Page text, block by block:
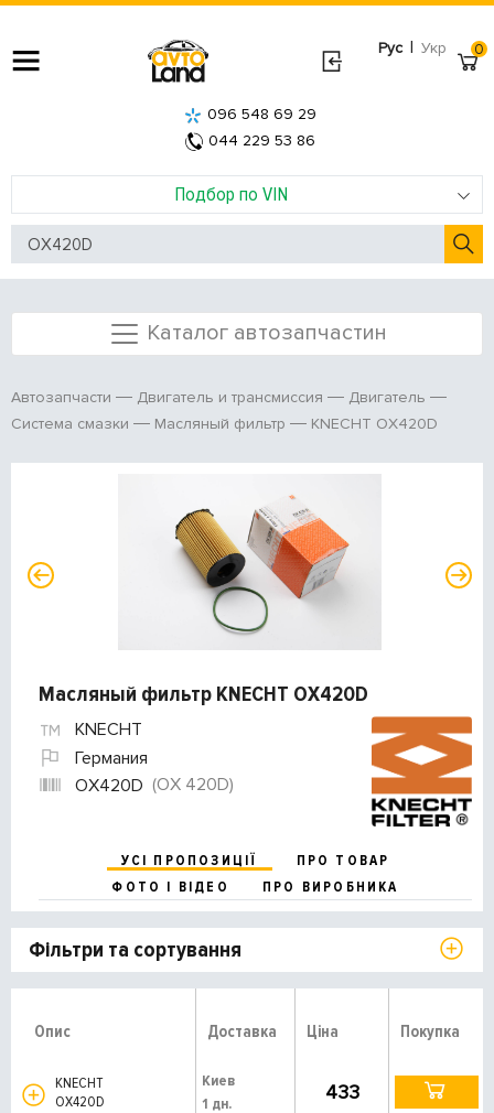
Рус | Укр
Подбор по VIN
096 548 69 29
044 229 53 86
0
Каталог автозапчастин
Автозапчасти Двигатель и трансмиссия
Двигатель
Система смазки
Масляный фильтр KNECHT OX420D
Масляный фильтр KNECHT OX420D
KNECHT
Германия
OX420D (OX 420D)
УСІ ПРОПОЗИЦІЇ
ПРО ТОВАР
ФОТО І ВІДЕО
ПРО ВИРОБНИКА
Фільтри та сортування
Опис Доставка Ціна Покупка
KNECHT
OX420D
Киев
1 дн.
433